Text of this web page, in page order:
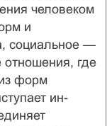
человеком
и
социальное —
где
форм
ин­